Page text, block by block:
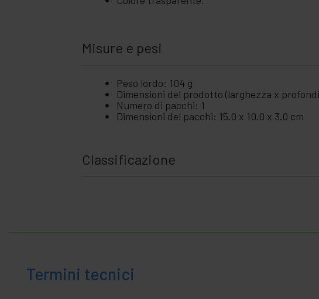
Misure e pesi
Peso lordo: 104 g
Dimensioni del prodotto (larghezza x
Numero di pacchi: 1
Dimensioni del pacchi: 15.0 x 10.0 x 3.0 cm
Classificazione
Termini tecnici